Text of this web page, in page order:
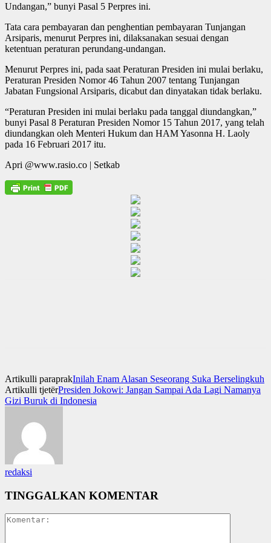
Undangan,” bunyi Pasal 5 Perpres ini.
Tata cara pembayaran dan penghentian pembayaran Tunjangan
Arsiparis, menurut Perpres ini, dilaksanakan sesuai dengan
ketentuan peraturan perundang-undangan.
Menurut Perpres ini, pada saat Peraturan Presiden ini mulai berlaku,
Peraturan Presiden Nomor 46 Tahun 2007 tentang Tunjangan
Jabatan Fungsional Arsiparis, dicabut dan dinyatakan tidak berlaku.
“Peraturan Presiden ini mulai berlaku pada tanggal diundangkan,”
bunyi Pasal 8 Peraturan Presiden Nomor 15 Tahun 2017, yang telah
diundangkan oleh Menteri Hukum dan HAM Yasonna H. Laoly
pada 16 Februari 2017 itu.
Apri @www.rasio.co | Setkab
Artikulli paraprakInilah Enam Alasan Seseorang Suka Berselingkuh
Artikulli tjetërPresiden Jokowi: Jangan Sampai Ada Lagi Namanya
Gizi Buruk di Indonesia
redaksi
TINGGALKAN KOMENTAR